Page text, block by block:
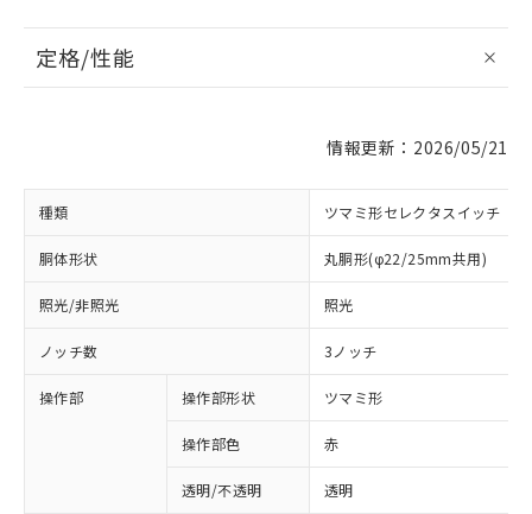
定格/性能
情報更新：2026/05/21
種類 ツマミ形セレクタスイッチ
胴体形状 丸胴形(φ22/25mm共用)
照光/非照光 照光
ノッチ数 3ノッチ
操作部 操作部形状 ツマミ形
操作部色 赤
透明/不透明 透明